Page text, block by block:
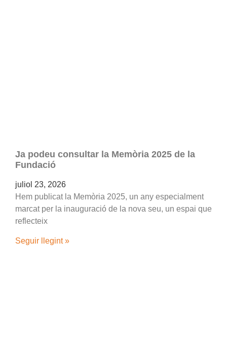
Ja podeu consultar la Memòria 2025 de la
Fundació
juliol 23, 2026
Hem publicat la Memòria 2025, un any especialment
marcat per la inauguració de la nova seu, un espai que
reflecteix
Seguir llegint »